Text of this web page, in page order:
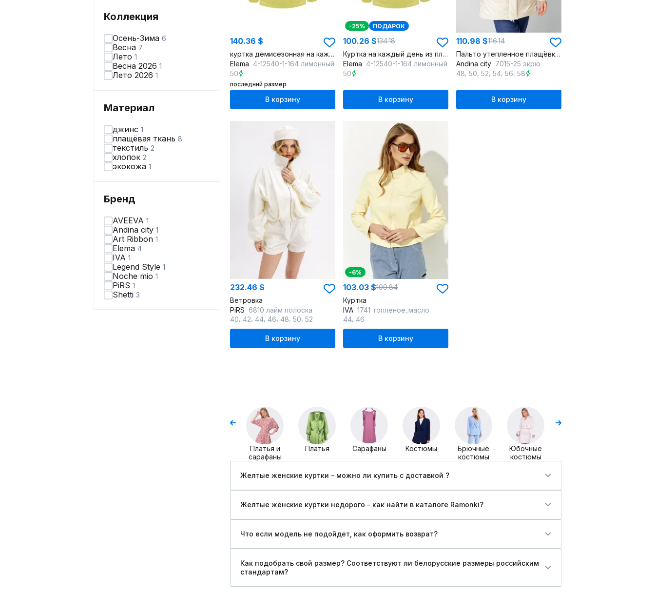
Коллекция
Осень-Зима 6
Весна 7
Лето 1
Весна 2026 1
Лето 2026 1
Материал
джинс 1
плащёвая ткань 8
текстиль 2
хлопок 2
экокожа 1
Бренд
AVEEVA 1
Andina city 1
Art Ribbon 1
Elema 4
IVA 1
Legend Style 1
Noche mio 1
PiRS 1
Shetti 3
140.36 $
куртка демисезонная на каждый день из плащёвой ткани
Elema 4-12540-1-164 лимонный
50
последний размер
В корзину
-25% ПОДАРОК
100.26 $134.18
Куртка на каждый день из плащёвой ткани, желтая
Elema 4-12540-1-164 лимонный
50
В корзину
110.98 $116.14
Пальто утепленное плащёвка с капюшоном и регулируемым низом
Andina city 7015-25 экрю
48 50 52 54 56 58
В корзину
232.46 $
Ветровка
PiRS 6810 лайм полоска
40 42 44 46 48 50 52
В корзину
-6%
103.03 $109.84
Куртка
IVA 1741 топленое_масло
44 46
В корзину
Платья и
сарафаны
Платья Сарафаны Костюмы
Брючные
костюмы
Юбочные
костюмы
Желтые женские куртки - можно ли купить c доставкой ?
Желтые женские куртки недорого - как найти в каталоге Ramonki?
Что если модель не подойдет, как оформить возврат?
Как подобрать свой размер? Соответствуют ли белорусские размеры российским
стандартам?